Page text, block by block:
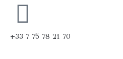
b
+33 7 75 78 21 70